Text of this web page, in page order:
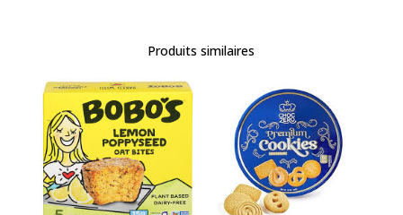
Produits similaires